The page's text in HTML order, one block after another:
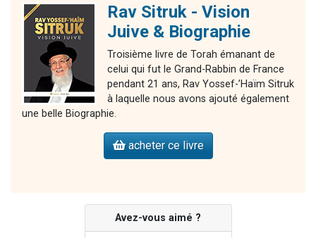
Rav Sitruk - Vision
Juive & Biographie
Troisième livre de Torah émanant de
celui qui fut le Grand-Rabbin de France
pendant 21 ans, Rav Yossef-’Haïm Sitruk
à laquelle nous avons ajouté également
une belle Biographie.
acheter ce livre
Avez-vous aimé ?